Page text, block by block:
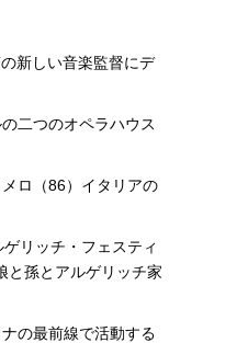
新しい音楽監督にデ
二つのオペラハウス
ロ（86）イタリアの
リッチ・フェスティ
と孫とアルゲリッチ家
の最前線で活動する